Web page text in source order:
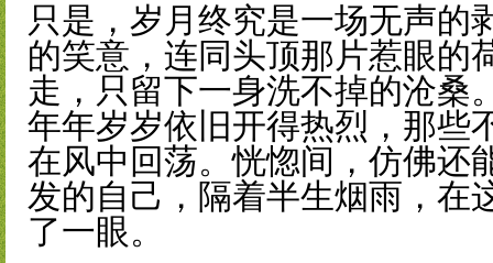
只是，岁月终究是一场无声的
的笑意，连同头顶那片惹眼的
走，只留下一身洗不掉的沧桑
年年岁岁依旧开得热烈，那些
在风中回荡。恍惚间，仿佛还
发的自己，隔着半生烟雨，在
了一眼。